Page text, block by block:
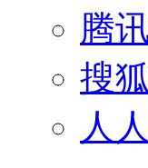
腾
搜
人